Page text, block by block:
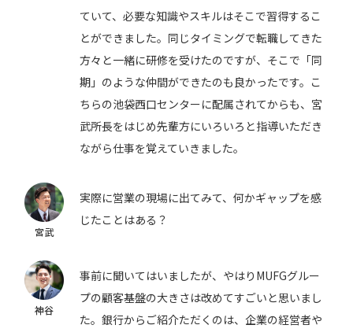
ていて、必要な知識やスキルはそこで習得するこ
とができました。同じタイミングで転職してきた
方々と一緒に研修を受けたのですが、そこで「同
期」のような仲間ができたのも良かったです。こ
ちらの池袋西口センターに配属されてからも、宮
武所長をはじめ先輩方にいろいろと指導いただき
ながら仕事を覚えていきました。
宮武
実際に営業の現場に出てみて、何かギャップを感
じたことはある？
神谷
事前に聞いてはいましたが、やはりMUFGグルー
プの顧客基盤の大きさは改めてすごいと思いまし
た。銀行からご紹介ただくのは、企業の経営者や